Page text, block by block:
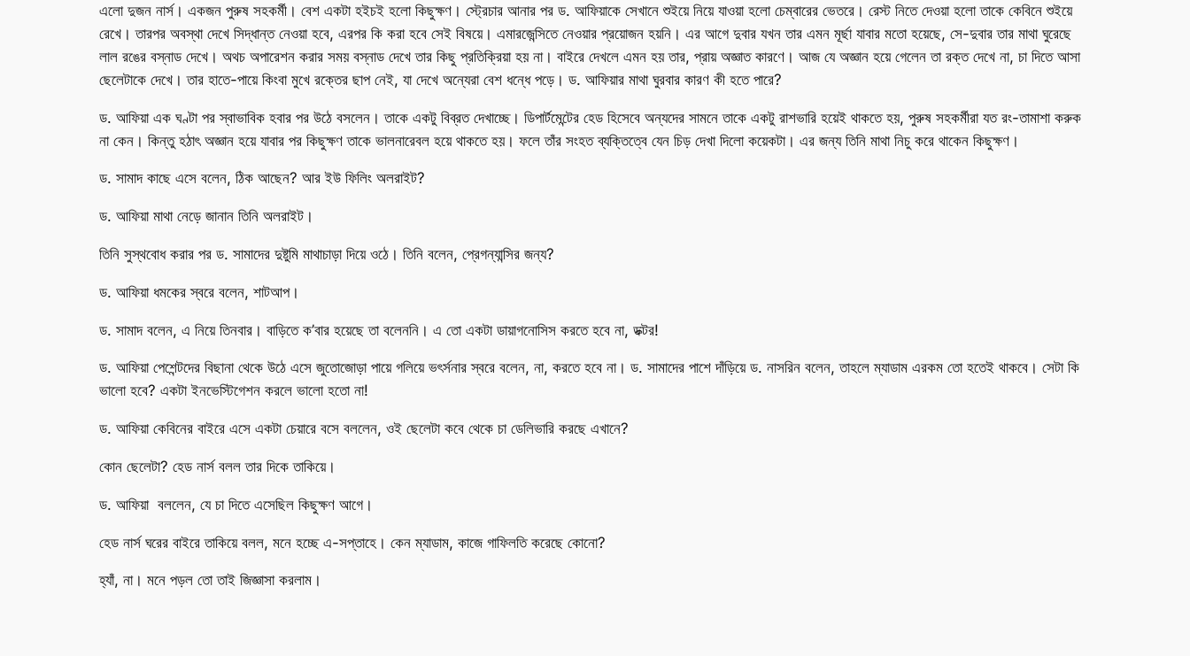
এলো দুজন নার্স। একজন পুরুষ সহকর্মী। বেশ একটা হইচই হলো কিছুক্ষণ। স্ট্রেচার আনার পর ড. আফিয়াকে সেখানে শুইয়ে নিয়ে যাওয়া হলো চেম্বারের ভেতরে। রেস্ট নিতে দেওয়া হলো তাকে কেবিনে শুইয়ে
রেখে। তারপর অবস্থা দেখে সিদ্ধান্ত নেওয়া হবে, এরপর কি করা হবে সেই বিষয়ে। এমারজেন্সিতে নেওয়ার প্রয়োজন হয়নি। এর আগে দুবার যখন তার এমন মূর্ছা যাবার মতো হয়েছে, সে-দুবার তার মাথা ঘুরেছে
লাল রঙের বস্নাড দেখে। অথচ অপারেশন করার সময় বস্নাড দেখে তার কিছু প্রতিক্রিয়া হয় না। বাইরে দেখলে এমন হয় তার, প্রায় অজ্ঞাত কারণে। আজ যে অজ্ঞান হয়ে গেলেন তা রক্ত দেখে না, চা দিতে আসা
ছেলেটাকে দেখে। তার হাতে-পায়ে কিংবা মুখে রক্তের ছাপ নেই, যা দেখে অন্যেরা বেশ ধন্ধে পড়ে। ড. আফিয়ার মাথা ঘুরবার কারণ কী হতে পারে?
ড. আফিয়া এক ঘণ্টা পর স্বাভাবিক হবার পর উঠে বসলেন। তাকে একটু বিব্রত দেখাচ্ছে। ডিপার্টমেন্টের হেড হিসেবে অন্যদের সামনে তাকে একটু রাশভারি হয়েই থাকতে হয়, পুরুষ সহকর্মীরা যত রং-তামাশা করুক
না কেন। কিন্তু হঠাৎ অজ্ঞান হয়ে যাবার পর কিছুক্ষণ তাকে ভালনারেবল হয়ে থাকতে হয়। ফলে তাঁর সংহত ব্যক্তিত্বে যেন চিড় দেখা দিলো কয়েকটা। এর জন্য তিনি মাথা নিচু করে থাকেন কিছুক্ষণ।
ড. সামাদ কাছে এসে বলেন, ঠিক আছেন? আর ইউ ফিলিং অলরাইট?
ড. আফিয়া মাথা নেড়ে জানান তিনি অলরাইট।
তিনি সুস্থবোধ করার পর ড. সামাদের দুষ্টুমি মাথাচাড়া দিয়ে ওঠে। তিনি বলেন, প্রেগন্যান্সির জন্য?
ড. আফিয়া ধমকের স্বরে বলেন, শাটআপ।
ড. সামাদ বলেন, এ নিয়ে তিনবার। বাড়িতে ক’বার হয়েছে তা বলেননি। এ তো একটা ডায়াগনোসিস করতে হবে না, ডক্টর!
ড. আফিয়া পেশেন্টদের বিছানা থেকে উঠে এসে জুতোজোড়া পায়ে গলিয়ে ভৎর্সনার স্বরে বলেন, না, করতে হবে না। ড. সামাদের পাশে দাঁড়িয়ে ড. নাসরিন বলেন, তাহলে ম্যাডাম এরকম তো হতেই থাকবে। সেটা কি
ভালো হবে? একটা ইনভেস্টিগেশন করলে ভালো হতো না!
ড. আফিয়া কেবিনের বাইরে এসে একটা চেয়ারে বসে বললেন, ওই ছেলেটা কবে থেকে চা ডেলিভারি করছে এখানে?
কোন ছেলেটা? হেড নার্স বলল তার দিকে তাকিয়ে।
ড. আফিয়া বললেন, যে চা দিতে এসেছিল কিছুক্ষণ আগে।
হেড নার্স ঘরের বাইরে তাকিয়ে বলল, মনে হচ্ছে এ-সপ্তাহে। কেন ম্যাডাম, কাজে গাফিলতি করেছে কোনো?
হ্যাঁ, না। মনে পড়ল তো তাই জিজ্ঞাসা করলাম।